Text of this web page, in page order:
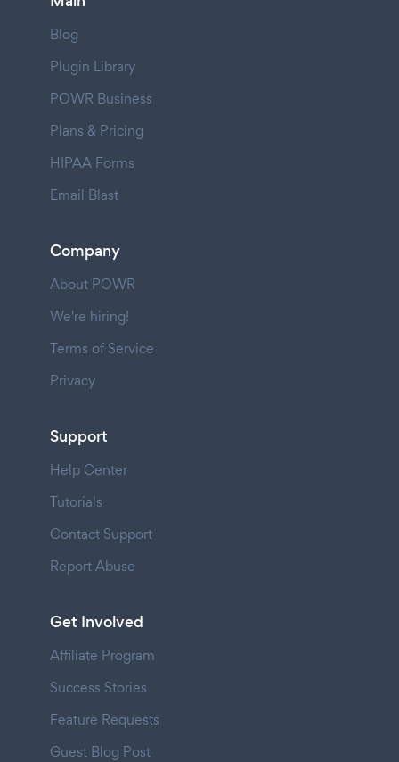
Blog
Plugin Library
POWR Business
Plans & Pricing
HIPAA Forms
Email Blast
Company
About POWR
We're hiring!
Terms of Service
Privacy
Support
Help Center
Tutorials
Contact Support
Report Abuse
Get Involved
Affiliate Program
Success Stories
Feature Requests
Guest Blog Post